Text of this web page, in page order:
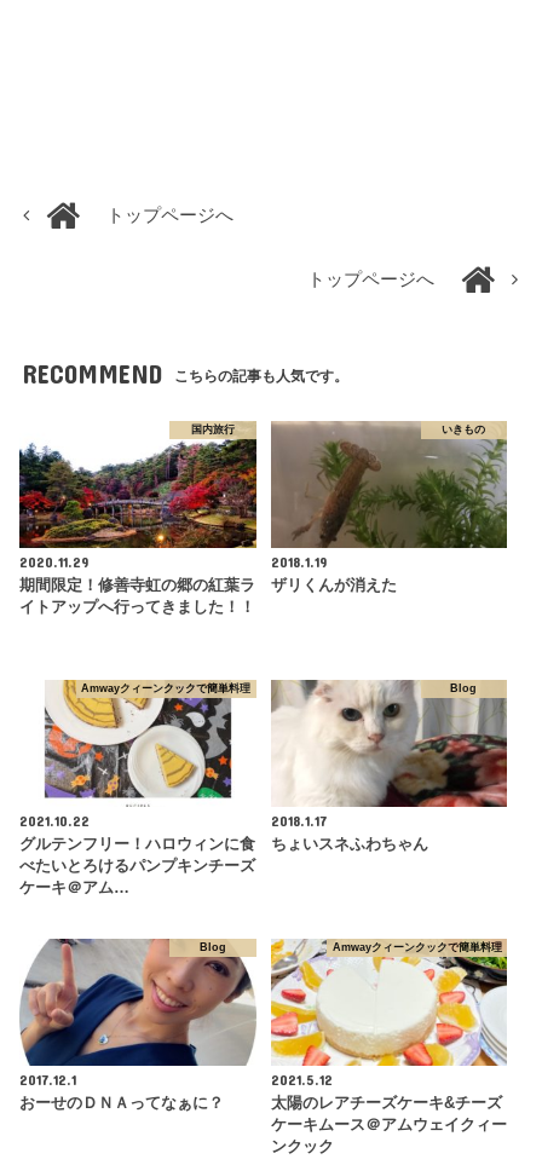
トップページへ
トップページへ
RECOMMEND こちらの記事も人気です。
国内旅行
2020.11.29
期間限定！修善寺虹の郷の紅葉ラ
イトアップへ行ってきました！！
いきもの
2018.1.19
ザリくんが消えた
Amwayクィーンクックで簡単料理
2021.10.22
グルテンフリー！ハロウィンに食
べたいとろけるパンプキンチーズ
ケーキ＠アム…
Blog
2018.1.17
ちょいスネふわちゃん
Blog
2017.12.1
おーせのＤＮＡってなぁに？
Amwayクィーンクックで簡単料理
2021.5.12
太陽のレアチーズケーキ&チーズ
ケーキムース＠アムウェイクィー
ンクック